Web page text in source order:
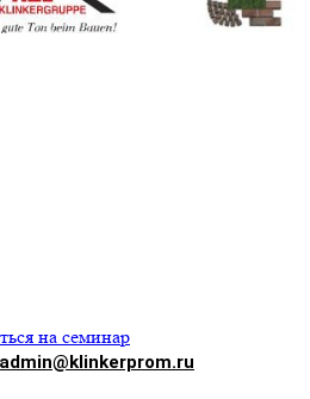
на семинар
admin@klinkerprom.ru